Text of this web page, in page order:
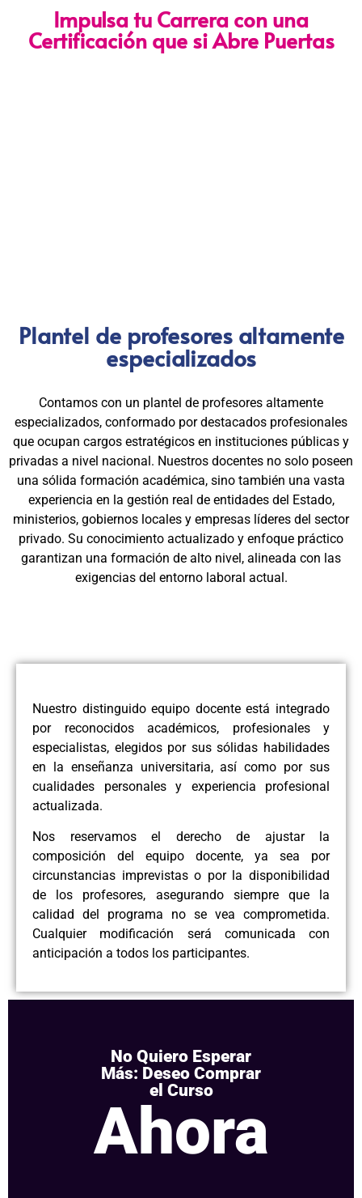
Impulsa tu Carrera con una
Certificación que si Abre Puertas
Plantel de profesores altamente
especializados
Contamos con un plantel de profesores altamente
especializados, conformado por destacados profesionales
que ocupan cargos estratégicos en instituciones públicas y
privadas a nivel nacional. Nuestros docentes no solo poseen
una sólida formación académica, sino también una vasta
experiencia en la gestión real de entidades del Estado,
ministerios, gobiernos locales y empresas líderes del sector
privado. Su conocimiento actualizado y enfoque práctico
garantizan una formación de alto nivel, alineada con las
exigencias del entorno laboral actual.
Nuestro distinguido equipo docente está integrado
por reconocidos académicos, profesionales y
especialistas, elegidos por sus sólidas habilidades
en la enseñanza universitaria, así como por sus
cualidades personales y experiencia profesional
actualizada.
Nos reservamos el derecho de ajustar la
composición del equipo docente, ya sea por
circunstancias imprevistas o por la disponibilidad
de los profesores, asegurando siempre que la
calidad del programa no se vea comprometida.
Cualquier modificación será comunicada con
anticipación a todos los participantes.
No Quiero Esperar
Más: Deseo Comprar
el Curso
Ahora